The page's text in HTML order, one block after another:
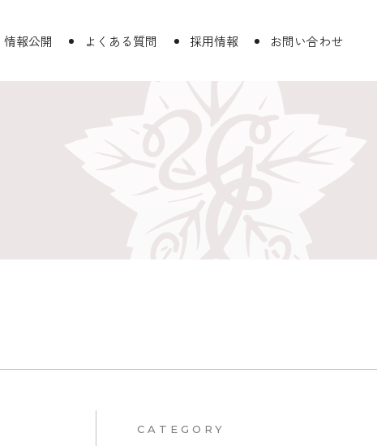
情報公開 よくある質問 採用情報 お問い合わせ
CATEGORY